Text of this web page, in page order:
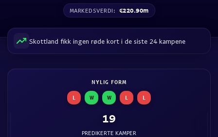
MARKEDSVERDI: €220.90m
Skottland fikk ingen røde kort i de siste 24 kampene
NYLIG FORM
L W W L L
19
PREDIKERTE KAMPER